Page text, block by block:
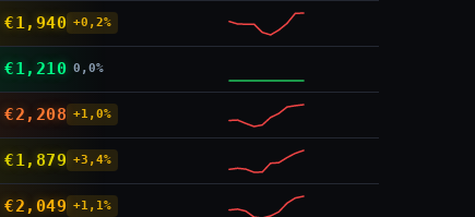
€1,940 +0,2%
€1,210 0,0%
€2,208 +1,0%
€1,879 +3,4%
€2,049 +1,1%